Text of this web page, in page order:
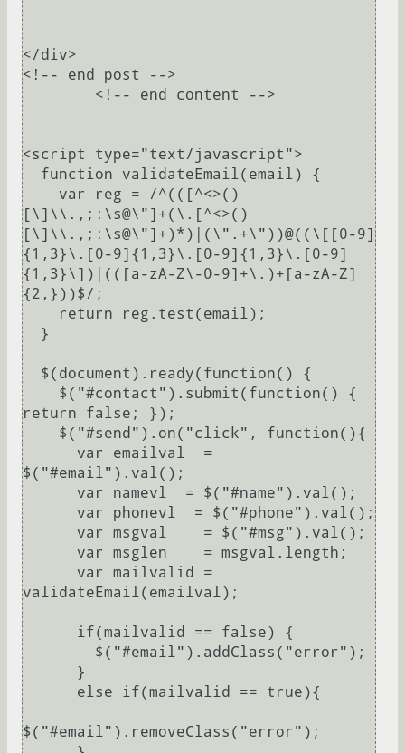
</div>
<!-- end post -->
<script type="text/javascript">
[\]\\.,;:\s@\"]+(\.[^<>()
[\]\\.,;:\s@\"]+)*)|(\".+\"))@((\[[0-9]
{1,3}\.[0-9]{1,3}\.[0-9]{1,3}\.[0-9]
{1,3}\])|(([a-zA-Z\-0-9]+\.)+[a-zA-Z]
{2,}))$/;
return false; });
$("#email").val();
validateEmail(emailval);
$("#email").removeClass("error");